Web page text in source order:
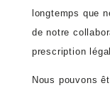
longtemps que
de notre
prescription
Nous pouvons